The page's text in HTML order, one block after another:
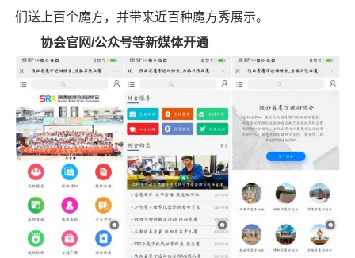
们送上百个魔方，并带来近百种魔方秀展示。
协会官网/公众号等新媒体开通